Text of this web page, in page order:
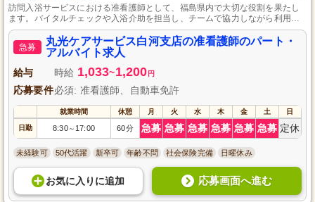
訪問入浴サービスにおける准看護師として、福島県内で大切な役割を果たし
ます。バイタルチェックや入浴介助を担当し、チームで協力しながら利用者
様のサポートを行っていただきます。経験不問で、入職後は充実した研修と
同行訪問を用意しており、資格を持つ方なら初めての方でも安心してスター
トできます。出勤日数は相談可能で、無理なく働きながらキャリアアップも
目指せる環境です。
急募
丸光ケアサービス白河支店の准看護師のパート・
アルバイト求人
給与 時給 1,033~1,200 円
応募要件必須: 准看護師、自動車免許
就業時間 休憩 月 火 水 木 金 土 日
日勤 8:30～ 17:00 60分 急募 急募 急募 急募 急募 急募 定休
未経験可 50代活躍 新卒可 年齢不問 社会保険完備 日曜休み
お気に入り に追加 応募画面へ進む